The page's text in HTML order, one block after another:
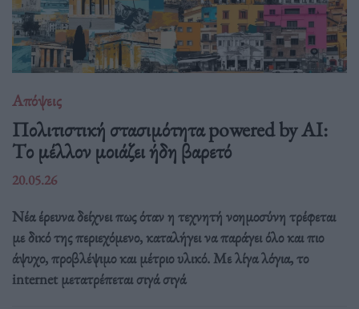
Απόψεις
Πολιτιστική στασιμότητα powered by AI:
Tο μέλλον μοιάζει ήδη βαρετό
20.05.26
Νέα έρευνα δείχνει πως όταν η τεχνητή νοημοσύνη τρέφεται
με δικό της περιεχόμενο, καταλήγει να παράγει όλο και πιο
άψυχο, προβλέψιμο και μέτριο υλικό. Με λίγα λόγια, το
internet μετατρέπεται σιγά σιγά